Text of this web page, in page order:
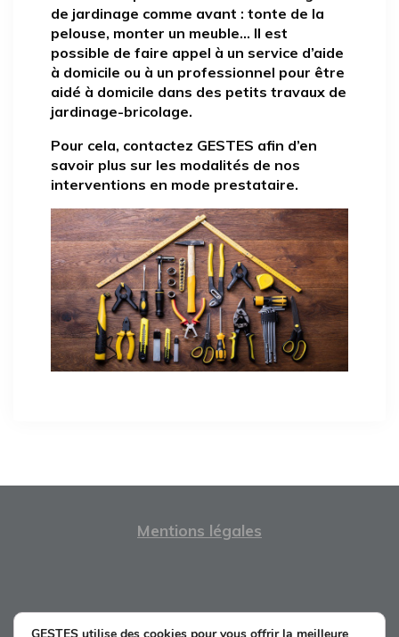
de jardinage comme avant : tonte de la
pelouse, monter un meuble… Il est
possible de faire appel à un service d’aide
à domicile ou à un professionnel pour être
aidé à domicile dans des petits travaux de
jardinage-bricolage.
Pour cela, contactez GESTES afin d’en
savoir plus sur les modalités de nos
interventions en mode prestataire.
Mentions légales